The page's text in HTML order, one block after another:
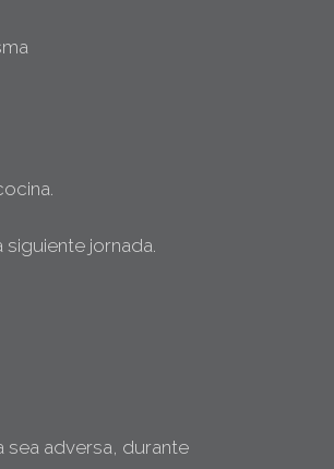
jornada.
sea adversa, durante